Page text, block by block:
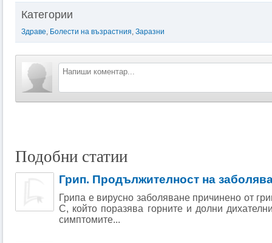
Категории
Здраве, Болести на възрастния, Заразни
Подобни статии
Грип. Продължителност на
Грипа е вирусно заболяване причинено от
С, който поразява горните и долни
симптомите...